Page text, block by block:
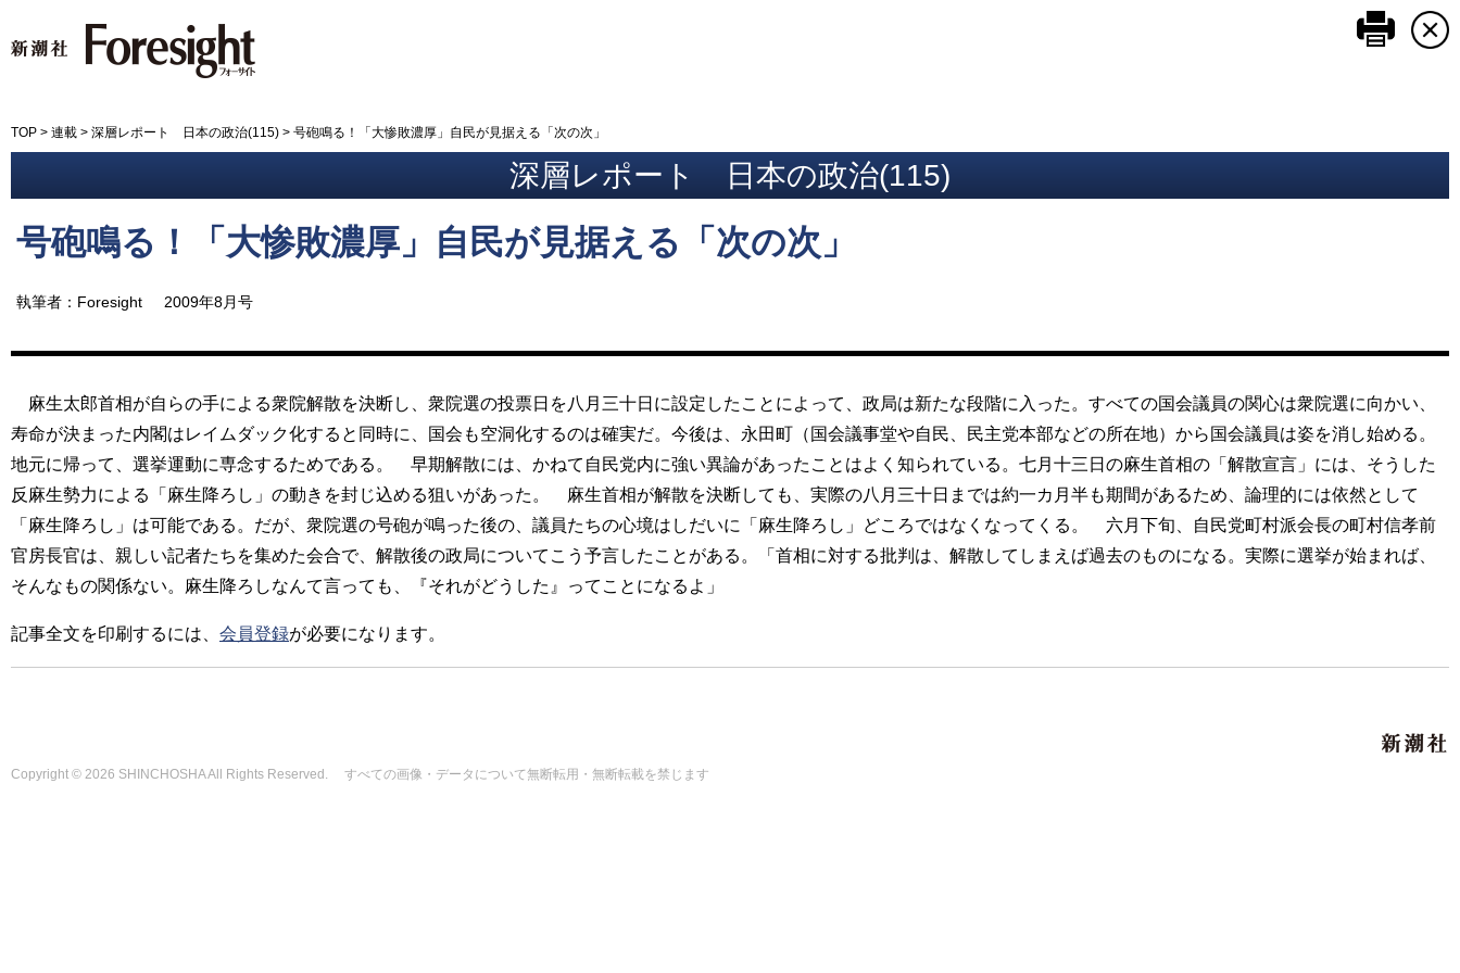
このペ
TOP > 連載 > 深層レポート 日本の政治(115) > 号砲鳴る！「大惨敗濃厚」自民が見据える「次の次」
深層レポート 日本の政治(115)
号砲鳴る！「大惨敗濃厚」自民が見据える「次の次」
執筆者：Foresight 2009年8月号
麻生太郎首相が自らの手による衆院解散を決断し、衆院選の投票日を八月三十日に設定したことによって、政局は新たな段階に入った。すべての国会議員の関心は衆院選に向かい、
寿命が決まった内閣はレイムダック化すると同時に、国会も空洞化するのは確実だ。今後は、永田町（国会議事堂や自民、民主党本部などの所在地）から国会議員は姿を消し始める。
地元に帰って、選挙運動に専念するためである。 早期解散には、かねて自民党内に強い異論があったことはよく知られている。七月十三日の麻生首相の「解散宣言」には、そうした
反麻生勢力による「麻生降ろし」の動きを封じ込める狙いがあった。 麻生首相が解散を決断しても、実際の八月三十日までは約一カ月半も期間があるため、論理的には依然として
「麻生降ろし」は可能である。だが、衆院選の号砲が鳴った後の、議員たちの心境はしだいに「麻生降ろし」どころではなくなってくる。 六月下旬、自民党町村派会長の町村信孝前
官房長官は、親しい記者たちを集めた会合で、解散後の政局についてこう予言したことがある。「首相に対する批判は、解散してしまえば過去のものになる。実際に選挙が始まれば、
そんなもの関係ない。麻生降ろしなんて言っても、『それがどうした』ってことになるよ」
記事全文を印刷するには、 会員登録が必要になります。
Copyright © 2026 SHINCHOSHA All Rights Reserved. すべての画像・データについて無断転用・無断転載を禁じます